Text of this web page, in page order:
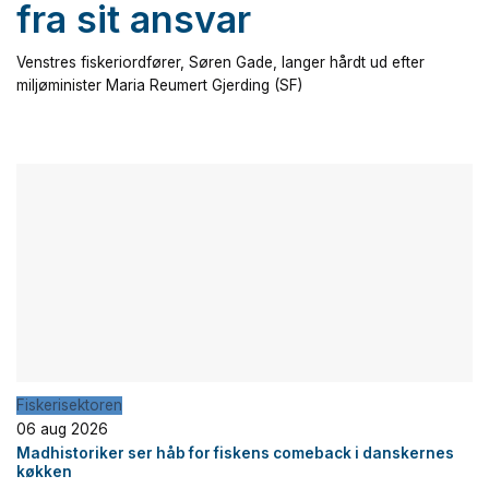
fra sit ansvar
Venstres fiskeriordfører, Søren Gade, langer hårdt ud efter
miljøminister Maria Reumert Gjerding (SF)
Fiskerisektoren
06 aug 2026
Madhistoriker ser håb for fiskens comeback i danskernes
køkken